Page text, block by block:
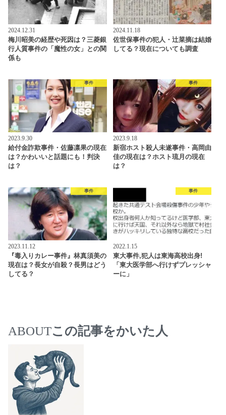
2024.12.31
梅川昭美の経歴や死因は？三菱銀
行人質事件の「魔性の女」との関
係も
2024.11.18
佐世保事件の犯人・辻菜摘は結婚
してる？現在についても調査
事件
2023.9.30
給付金詐欺事件・佐藤凛果の現在
は？かわいいと話題にも！判決
は？
事件
2023.9.18
新宿ホスト殺人未遂事件・高岡由
佳の現在は？ホスト琉月の現在
は？
事件
2023.11.12
『毒入りカレー事件』林真須美の
現在は？長女が自殺？長男はどう
してる？
事件
2022.1.15
東大事件,犯人は東海高校出身!
「東大医学部へ行けずプレッシャ
ーに」
ABOUTこの記事をかいた人